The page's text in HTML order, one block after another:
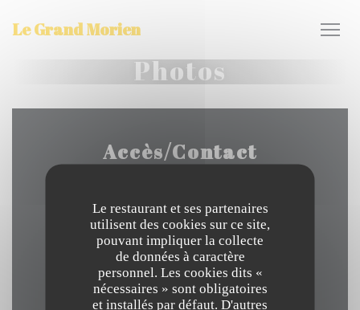
Le restaurant et ses partenaires
utilisent des cookies sur ce site,
pouvant impliquer la collecte
de données à caractère
personnel. Les cookies dits «
nécessaires » sont obligatoires
et installés par défaut. D'autres
Le Grand Morien
Photos
Accès/Contact
35 Place Jean Bart 59140 Dunkerque
03 28 66 55 18
Facebook ((ouvre une